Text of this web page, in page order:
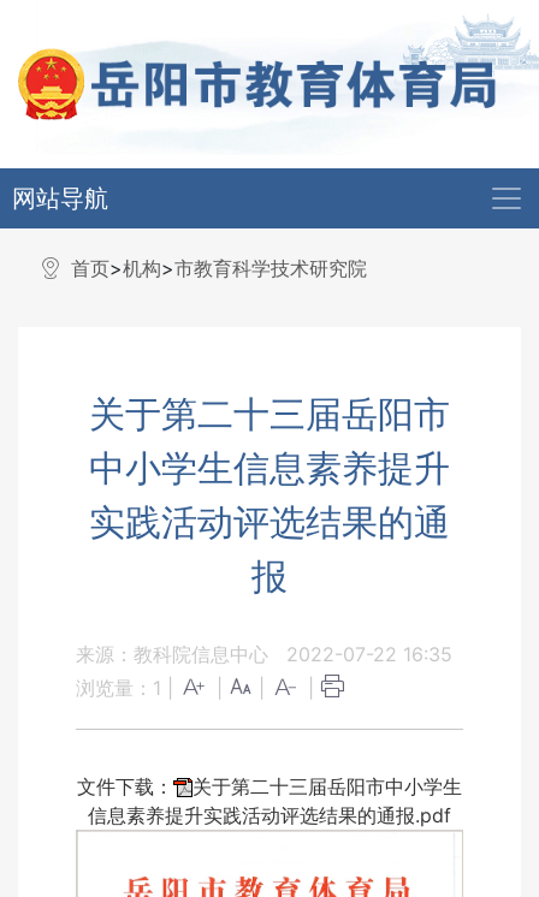
网站导航
首页>机构>市教育科学技术研究院
关于第二十三届岳阳市
中小学生信息素养提升
实践活动评选结果的通
报
来源：教科院信息中心
2022-07-22 16:35
浏览量： 1
文件下载：
关于第二十三届岳阳市中小学生
信息素养提升实践活动评选结果的通报.pdf